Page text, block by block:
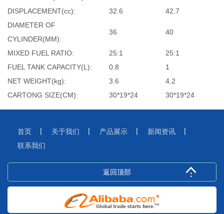
DISPLACEMENT(cc):
32.6
42.7
DIAMETER OF
CYLINDER(MM):
36 40
MIXED FUEL RATIO: 25:1
25:1
FUEL TANK CAPACITY(L):
0.8
1
NET WEIGHT(kg):
3.6
4.2
CARTONG SIZE(CM):
30*19*24 30*19*24
首页 关于我们 产品展示
新闻资讯
联系我们
返回顶部